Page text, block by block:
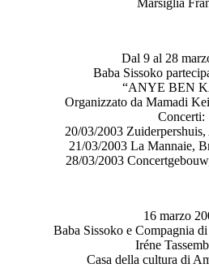
Marsiglia
Dal 9 al 28
Baba Sissoko
“ANYE BEN
Organizzato da Mamadi
Concerti:
20/03/2003
21/03/2003 La Mannaie,
28/03/2003
16 marzo
Baba Sissoko e Compagnia
Iréne
Casa della cultura di